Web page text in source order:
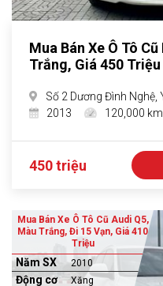
Mua Bán Xe Ô Tô
Trắng, Giá 450 Triệu
Số 2 Dương Đình Nghệ,
2013
120,000 km
450 triệu
Mua Bán Xe Ô Tô Cũ Audi Q5,
Màu Trắng, Đi 15 Vạn, Giá 410
Triệu
Năm SX 2010
Động cơ Xăng